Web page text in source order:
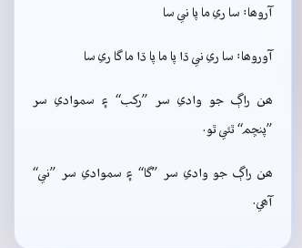
آروھا: سا ري ما پا ني سا
آوروھا: سا ري ني ڌا پا ما پا ڌا ما گا ري سا
ھن راڳ جو وادي سر ”رکب“ ۽ سموادي سر
”پنڇم“ ٿئي ٿو.
ھن راڳ جو وادي سر ”گا“ ۽ سموادي سر ”ني“
آھي.